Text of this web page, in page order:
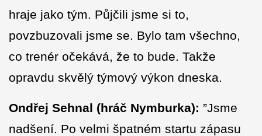
hraje jako tým. Půjčili jsme si to,
povzbuzovali jsme se. Bylo tam všechno,
co trenér očekává, že to bude. Takže
opravdu skvělý týmový výkon dneska.
Ondřej Sehnal (hráč Nymburka): ”Jsme
nadšení. Po velmi špatném startu zápasu